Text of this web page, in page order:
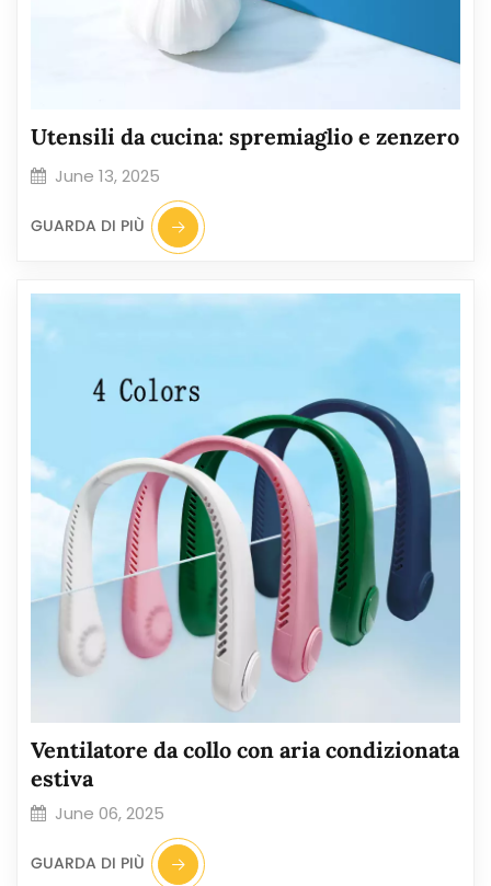
Utensili da cucina: spremiaglio e zenzero
June 13, 2025
GUARDA DI PIÙ
Ventilatore da collo con aria condizionata
estiva
June 06, 2025
GUARDA DI PIÙ